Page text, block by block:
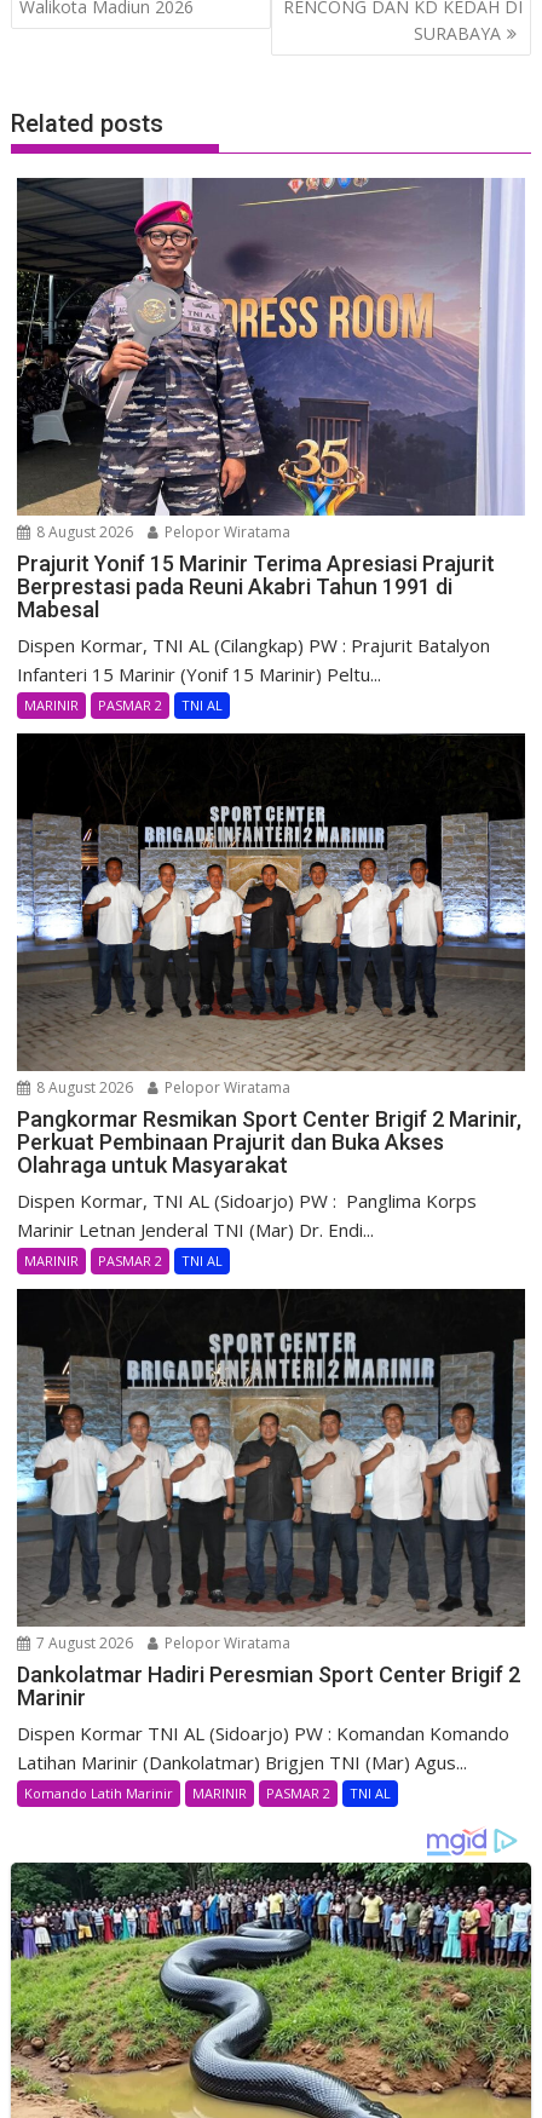
Walikota Madiun 2026
RENCONG DAN KD KEDAH DI
SURABAYA
Related posts
8 August 2026 Pelopor Wiratama
Prajurit Yonif 15 Marinir Terima Apresiasi Prajurit
Berprestasi pada Reuni Akabri Tahun 1991 di
Mabesal
Dispen Kormar, TNI AL (Cilangkap) PW : Prajurit Batalyon
Infanteri 15 Marinir (Yonif 15 Marinir) Peltu...
MARINIR PASMAR 2 TNI AL
8 August 2026 Pelopor Wiratama
Pangkormar Resmikan Sport Center Brigif 2 Marinir,
Perkuat Pembinaan Prajurit dan Buka Akses
Olahraga untuk Masyarakat
Dispen Kormar, TNI AL (Sidoarjo) PW : Panglima Korps
Marinir Letnan Jenderal TNI (Mar) Dr. Endi...
MARINIR PASMAR 2 TNI AL
7 August 2026 Pelopor Wiratama
Dankolatmar Hadiri Peresmian Sport Center Brigif 2
Marinir
Dispen Kormar TNI AL (Sidoarjo) PW : Komandan Komando
Latihan Marinir (Dankolatmar) Brigjen TNI (Mar) Agus...
Komando Latih Marinir MARINIR PASMAR 2 TNI AL